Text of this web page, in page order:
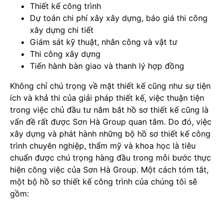
Thiết kế công trình
Dự toán chi phí xây xây dựng, báo giá thi công
xây dựng chi tiết
Giám sát kỹ thuật, nhân công và vật tư
Thi công xây dựng
Tiến hành bàn giao và thanh lý hợp đồng
Không chỉ chú trọng về mặt thiết kế cũng như sự tiện
ích và khả thi của giải pháp thiết kế, việc thuận tiện
trong việc chủ đầu tư nắm bắt hồ sơ thiết kế cũng là
vấn đề rất được Sơn Hà Group quan tâm. Do đó, việc
xây dựng và phát hành những bộ hồ sơ thiết kế công
trình chuyên nghiệp, thẩm mỹ và khoa học là tiêu
chuẩn được chú trọng hàng đầu trong mỗi bước thực
hiện công việc của Sơn Hà Group. Một cách tóm tắt,
một bộ hồ sơ thiết kế công trình của chúng tôi sẽ
gồm: